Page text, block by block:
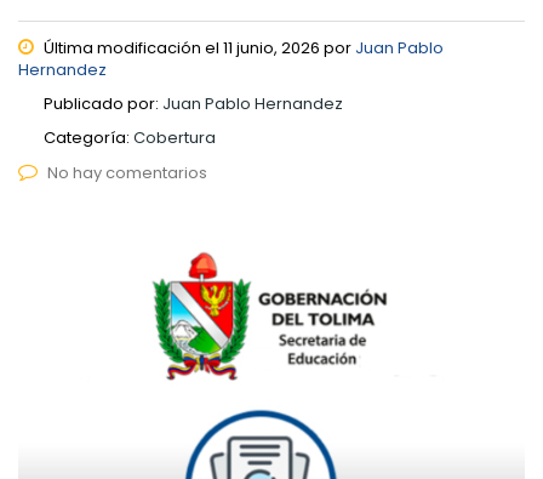
Última modificación el 11 junio, 2026 por Juan Pablo
Hernandez
Publicado por: Juan Pablo Hernandez
Categoría: Cobertura
No hay comentarios